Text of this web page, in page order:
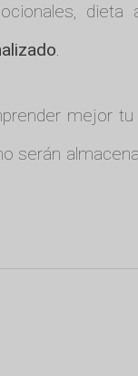
dieta
.
mejor
serán